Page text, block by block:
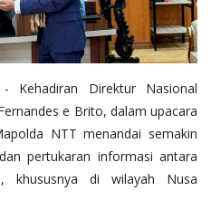
- Kehadiran Direktur Nasional
e Brito, dalam upacara
NTT menandai semakin
pertukaran informasi antara
khususnya di wilayah Nusa